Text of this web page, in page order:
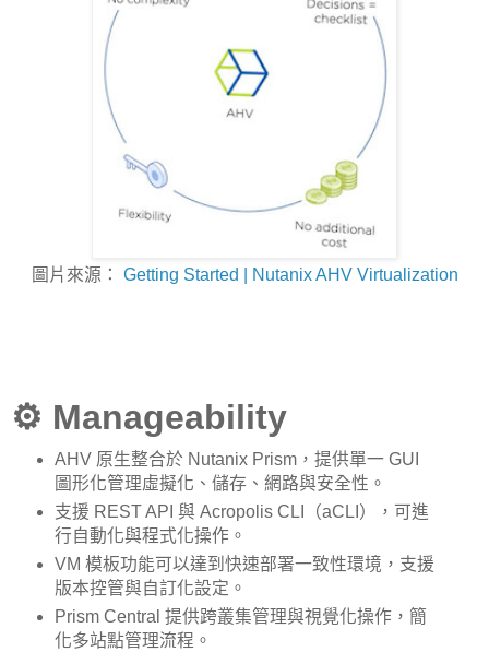
圖片來源： Getting Started | Nutanix AHV Virtualization
⚙️ Manageability
AHV 原生整合於 Nutanix Prism，提供單一 GUI
圖形化管理虛擬化、儲存、網路與安全性。
支援 REST API 與 Acropolis CLI（aCLI），可進
行自動化與程式化操作。
VM 模板功能可以達到快速部署一致性環境，支援
版本控管與自訂化設定。
Prism Central 提供跨叢集管理與視覺化操作，簡
化多站點管理流程。